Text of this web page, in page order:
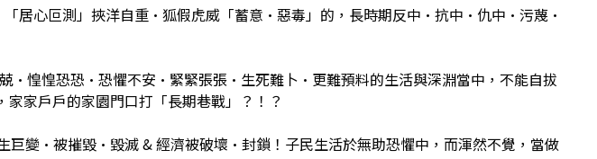
居心叵測」挾洋自重•狐假虎威「蓄意•惡毒」的，長時期反中•抗中•仇中•污蔑•
•惶惶恐恐•恐懼不安•緊緊張張•生死難卜•更難預料的生活與深淵當中，不能自拔
家戶戶的家園門口打「長期巷戰」？！？
巨變•被摧毀•毀滅 & 經濟被破壞•封鎖！子民生活於無助恐懼中，而渾然不覺，當做